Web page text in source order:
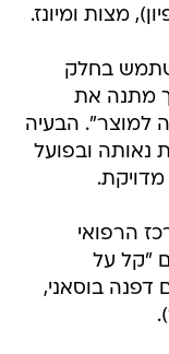
מצות ומיונז.
בחלק
מתנה את
למוצר". הבעיה
נאותה ובפועל
הרפואי
"קל על
בוסאני,